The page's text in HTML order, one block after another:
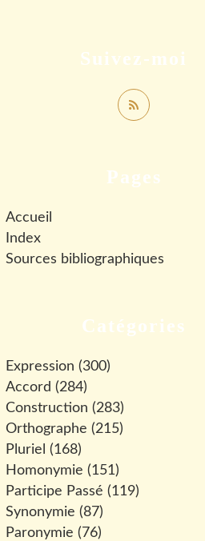
Catégories
Expression (300)
Accord (284)
Construction (283)
Orthographe (215)
Pluriel (168)
Homonymie (151)
Participe Passé (119)
Synonymie (87)
Paronymie (76)
Pages
Accueil
Index
Sources bibliographiques
Suivez-moi